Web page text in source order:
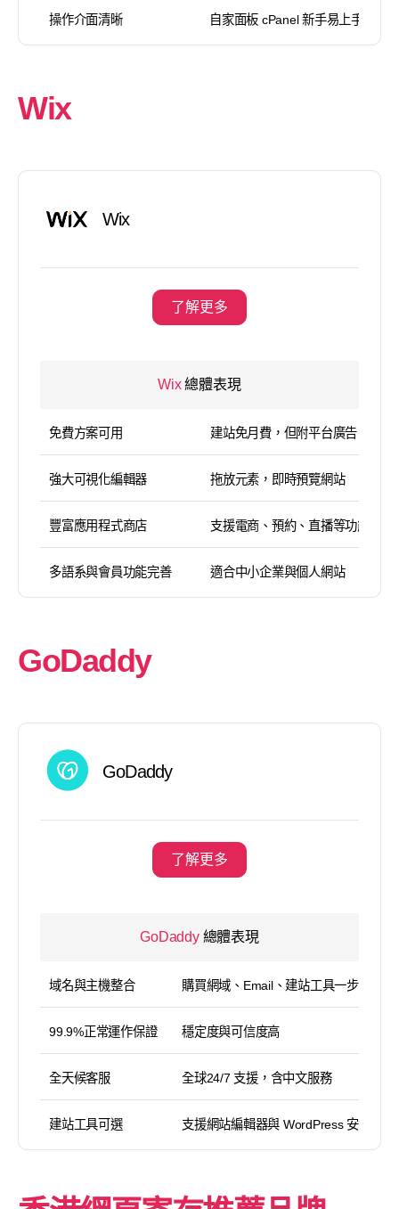
操作介面清晰 自家面板 cPanel 新手易上手
Wix
Wix
了解更多
Wix總體表現
免費方案可用 建站免月費，但附平台廣告
強大可視化編輯器 拖放元素，即時預覽網站
豐富應用程式商店 支援電商、預約、直播等功能
多語系與會員功能完善 適合中小企業與個人網站
GoDaddy
GoDaddy
了解更多
GoDaddy總體表現
域名與主機整合 購買網域、Email、建站工具一步到位
99.9%正常運作保證 穩定度與可信度高
全天候客服 全球24/7 支援，含中文服務
建站工具可選 支援網站編輯器與 WordPress 安裝